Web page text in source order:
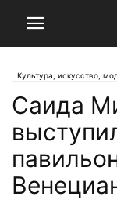
Культура, искусство,
Саида